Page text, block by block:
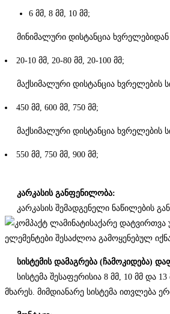
6 მმ, 8 მმ, 10 მმ;
მინიმალური დისტანცია ხვრელებიდან
20-10 მმ, 20-80 მმ, 20-100 მმ;
მაქსიმალური დისტანცია ხვრელების
450 მმ, 600 მმ, 750 მმ;
მაქსიმალური დისტანცია ხვრელების
550 მმ, 750 მმ, 900 მმ;
კარკასის განფენილობა:
კარკასის შემადგენელი ნაწილების
საქარე დატვირთვა
ელემენტები შესაძლოა გამოყენებულ
სისტემის დამაგრება (ჩამოკიდება)
სისტემა შესაფერისია 8 მმ, 10 მმ და 13
მხარეს. მიმდიანარე სისტემა ითვლება